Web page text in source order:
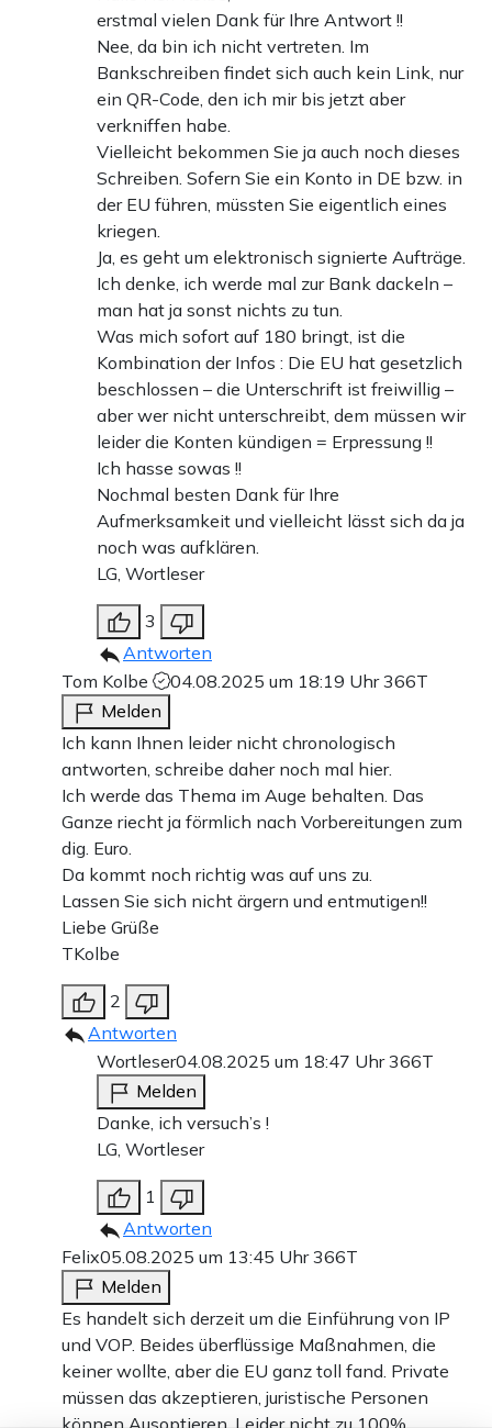
erstmal vielen Dank für Ihre Antwort !!
Nee, da bin ich nicht vertreten. Im
Bankschreiben findet sich auch kein Link, nur
ein QR-Code, den ich mir bis jetzt aber
verkniffen habe.
Vielleicht bekommen Sie ja auch noch dieses
Schreiben. Sofern Sie ein Konto in DE bzw. in
der EU führen, müssten Sie eigentlich eines
kriegen.
Ja, es geht um elektronisch signierte Aufträge.
Ich denke, ich werde mal zur Bank dackeln –
man hat ja sonst nichts zu tun.
Was mich sofort auf 180 bringt, ist die
Kombination der Infos : Die EU hat gesetzlich
beschlossen – die Unterschrift ist freiwillig –
aber wer nicht unterschreibt, dem müssen wir
leider die Konten kündigen = Erpressung !!
Ich hasse sowas !!
Nochmal besten Dank für Ihre
Aufmerksamkeit und vielleicht lässt sich da ja
noch was aufklären.
LG, Wortleser
3
Antworten
Tom Kolbe
04.08.2025 um 18:19 Uhr366T
Melden
Ich kann Ihnen leider nicht chronologisch
antworten, schreibe daher noch mal hier.
Ich werde das Thema im Auge behalten. Das
Ganze riecht ja förmlich nach Vorbereitungen zum
dig. Euro.
Da kommt noch richtig was auf uns zu.
Lassen Sie sich nicht ärgern und entmutigen!!
Liebe Grüße
TKolbe
2
Antworten
Wortleser04.08.2025 um 18:47 Uhr366T
Melden
Danke, ich versuch’s !
LG, Wortleser
1
Antworten
Felix05.08.2025 um 13:45 Uhr366T
Melden
Es handelt sich derzeit um die Einführung von IP
und VOP. Beides überflüssige Maßnahmen, die
keiner wollte, aber die EU ganz toll fand. Private
müssen das akzeptieren, juristische Personen
können Ausoptieren. Leider nicht zu 100%.